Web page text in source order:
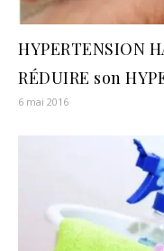
HYPERTENSION
RÉDUIRE son
6 mai 2016